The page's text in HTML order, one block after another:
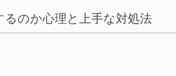
のか心理と上手な対処法